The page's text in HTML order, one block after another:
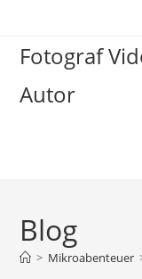
springen
Fotograf
Autor
Blog
> Mikroabenteuer